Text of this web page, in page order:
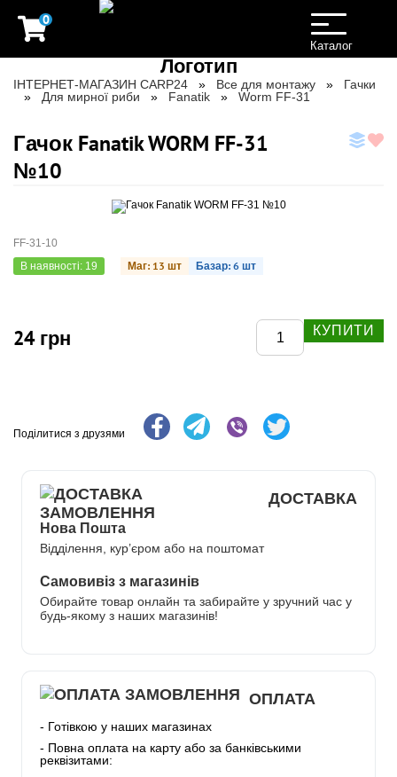
0
Toggle
navigation
Каталог
ІНТЕРНЕТ-МАГАЗИН CARP24 Все для монтажу
Гачки
Для мирної риби
Fanatik Worm FF-31
Гачок Fanatik WORM FF-31
№10
FF-31-10
В наявності: 19
Маг: 13 шт Базар: 6 шт
24 грн КУПИТИ
Поділитися з друзями
ДОСТАВКА
Нова Пошта
Відділення, кур’єром або на поштомат
Самовивіз з магазинів
Обирайте товар онлайн та забирайте у зручний час у
будь-якому з наших магазинів!
ОПЛАТА
- Готівкою у наших магазинах
- Повна оплата на карту або за банківськими
реквізитами: